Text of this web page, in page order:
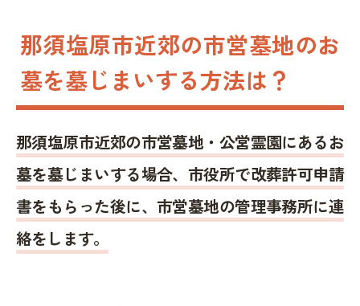
那須塩原市近郊の市営墓地のお
墓を墓じまいする方法は？
那須塩原市近郊の市営墓地・公営霊園にあるお
墓を墓じまいする場合、市役所で改葬許可申請
書をもらった後に、市営墓地の管理事務所に連
絡をします。